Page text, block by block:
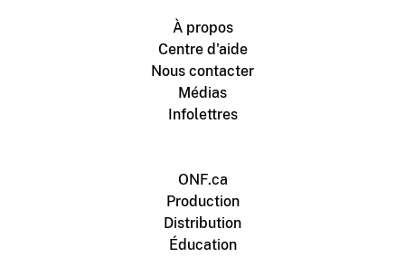
À propos
Centre d'aide
Nous contacter
Médias
Infolettres
ONF.ca
Production
Distribution
Éducation